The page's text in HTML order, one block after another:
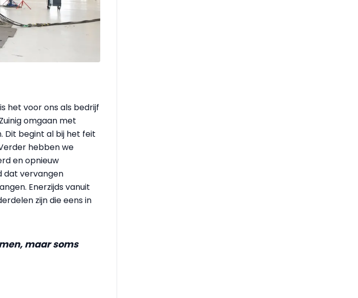
het voor ons als bedrijf
omgaan met
Dit begint al bij het feit
hebben we
en opnieuw
dat vervangen
Enerzijds vanuit
zijn die eens in
maar soms